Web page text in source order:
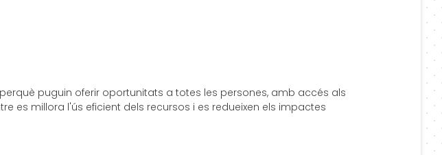
puguin oferir oportunitats a totes les persones, amb accés als
es millora l'ús eficient dels recursos i es redueixen els impactes